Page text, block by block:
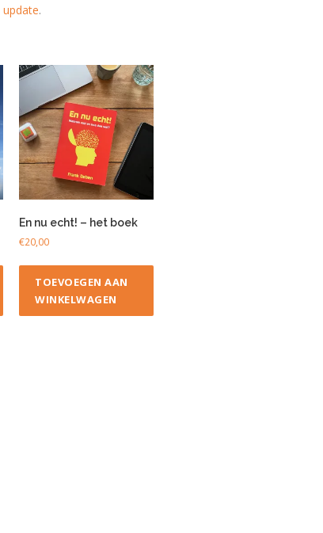
update.
En nu echt! – het boek
€20,00
TOEVOEGEN AAN
WINKELWAGEN